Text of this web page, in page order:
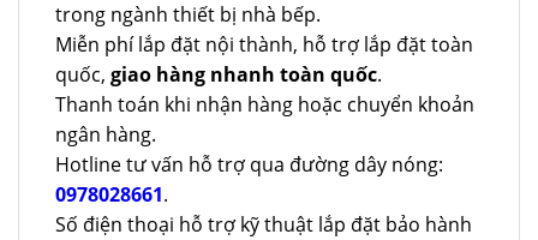
trong ngành thiết bị nhà bếp.
Miễn phí lắp đặt nội thành, hỗ trợ lắp đặt toàn
quốc, giao hàng nhanh toàn quốc.
Thanh toán khi nhận hàng hoặc chuyển khoản
ngân hàng.
Hotline tư vấn hỗ trợ qua đường dây nóng:
0978028661.
Số điện thoại hỗ trợ kỹ thuật lắp đặt bảo hành